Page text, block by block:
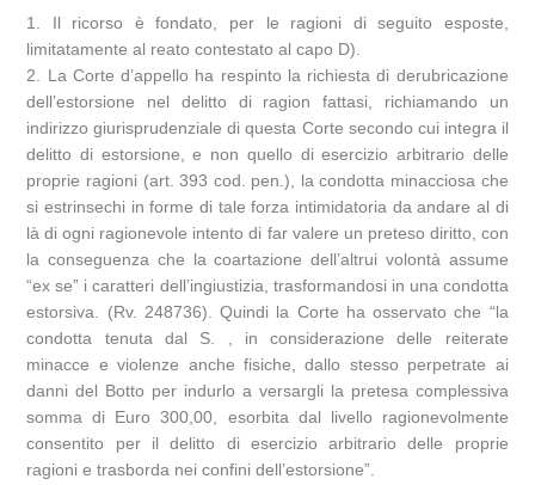
1. Il ricorso è fondato, per le ragioni di seguito esposte,
limitatamente al reato contestato al capo D).
2. La Corte d’appello ha respinto la richiesta di derubricazione
dell’estorsione nel delitto di ragion fattasi, richiamando un
indirizzo giurisprudenziale di questa Corte secondo cui integra il
delitto di estorsione, e non quello di esercizio arbitrario delle
proprie ragioni (art. 393 cod. pen.), la condotta minacciosa che
si estrinsechi in forme di tale forza intimidatoria da andare al di
là di ogni ragionevole intento di far valere un preteso diritto, con
la conseguenza che la coartazione dell’altrui volontà assume
“ex se” i caratteri dell’ingiustizia, trasformandosi in una condotta
estorsiva. (Rv. 248736). Quindi la Corte ha osservato che “la
condotta tenuta dal S. , in considerazione delle reiterate
minacce e violenze anche fisiche, dallo stesso perpetrate ai
danni del Botto per indurlo a versargli la pretesa complessiva
somma di Euro 300,00, esorbita dal livello ragionevolmente
consentito per il delitto di esercizio arbitrario delle proprie
ragioni e trasborda nei confini dell’estorsione”.